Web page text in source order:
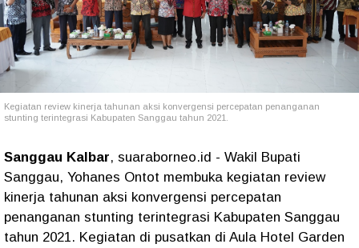
Kegiatan review kinerja tahunan aksi konvergensi percepatan penanganan
stunting terintegrasi Kabupaten Sanggau tahun 2021.
Sanggau Kalbar, suaraborneo.id - Wakil Bupati
Sanggau, Yohanes Ontot membuka kegiatan review
kinerja tahunan aksi konvergensi percepatan
penanganan stunting terintegrasi Kabupaten Sanggau
tahun 2021. Kegiatan di pusatkan di Aula Hotel Garden